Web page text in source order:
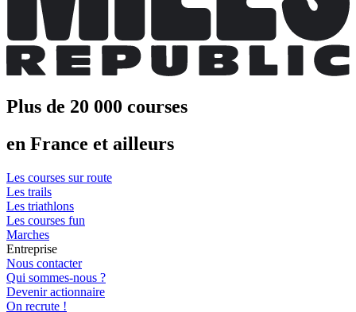
Plus de 20 000 courses
en France et ailleurs
Les courses sur route
Les trails
Les triathlons
Les courses fun
Marches
Entreprise
Nous contacter
Qui sommes-nous ?
Devenir actionnaire
On recrute !